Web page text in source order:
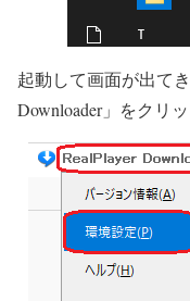
起動して画面が出て
Downloader」をクリ